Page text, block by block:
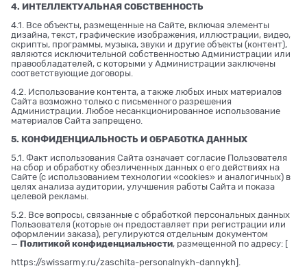
4. ИНТЕЛЛЕКТУАЛЬНАЯ СОБСТВЕННОСТЬ
4.1. Все объекты, размещенные на Сайте, включая элементы
дизайна, текст, графические изображения, иллюстрации, видео,
скрипты, программы, музыка, звуки и другие объекты (контент),
являются исключительной собственностью Администрации или
правообладателей, с которыми у Администрации заключены
соответствующие договоры.
4.2. Использование контента, а также любых иных материалов
Сайта возможно только с письменного разрешения
Администрации. Любое несанкционированное использование
материалов Сайта запрещено.
5. КОНФИДЕНЦИАЛЬНОСТЬ И ОБРАБОТКА ДАННЫХ
5.1. Факт использования Сайта означает согласие Пользователя
на сбор и обработку обезличенных данных о его действиях на
Сайте (с использованием технологии «cookies» и аналогичных) в
целях анализа аудитории, улучшения работы Сайта и показа
целевой рекламы.
5.2. Все вопросы, связанные с обработкой персональных данных
Пользователя (которые он предоставляет при регистрации или
оформлении заказа), регулируются отдельным документом
— Политикой конфиденциальности, размещенной по адресу: [
https://swissarmy.ru/zaschita-personalnykh-dannykh].